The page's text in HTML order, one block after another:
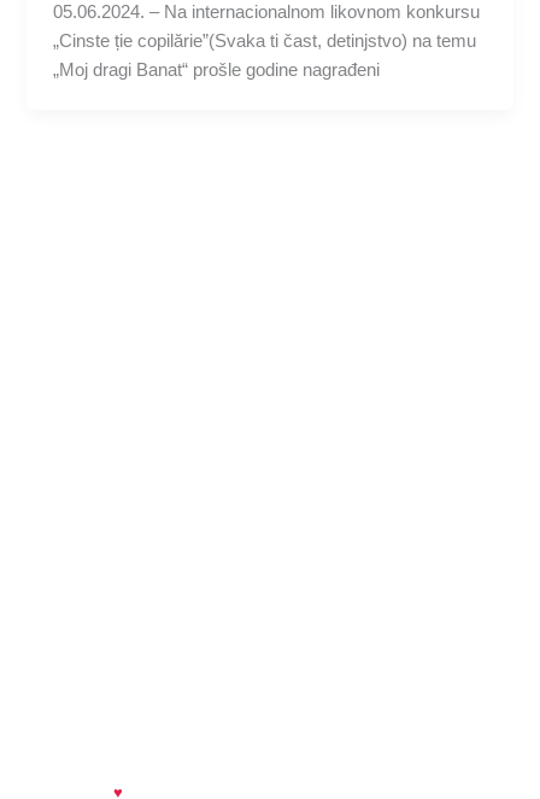
05.06.2024. – Na internacionalnom likovnom konkursu
„Cinste ție copilărie”(Svaka ti čast, detinjstvo) na temu
„Moj dragi Banat“ prošle godine nagrađeni
♥